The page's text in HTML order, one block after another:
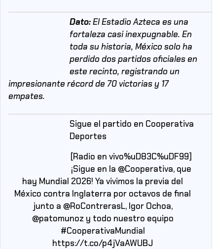
Dato:El Estadio Azteca es una
fortaleza casi inexpugnable. En
toda su historia, México solo ha
perdido dos partidos oficiales en
este recinto, registrando un
impresionante récord de 70 victorias y 17
empates.
Sigue el partido en Cooperativa
Deportes
[Radio en vivo%uD83C%uDF99]
¡Sigue en la @Cooperativa, que
hay Mundial 2026! Ya vivimos la previa del
México contra Inglaterra por octavos de final
junto a @RoContrerasL, Igor Ochoa,
@patomunoz y todo nuestro equipo
#CooperativaMundial
https://t.co/p4jVaAWUBJ